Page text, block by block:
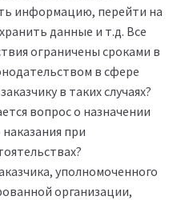
информацию, перейти на
данные и т.д. Все
ограничены сроками в
в сфере
в таких случаях?
вопрос о назначении
при
уполномоченного
организации,